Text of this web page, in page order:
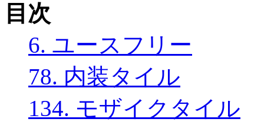
目次
6. ユースフリー
78. 内装タイル
134. モザイクタイル